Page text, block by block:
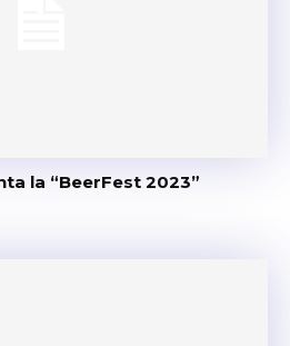
la “BeerFest 2023”